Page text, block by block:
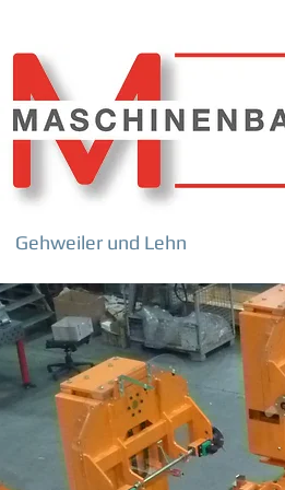
Gehweiler und Lehn